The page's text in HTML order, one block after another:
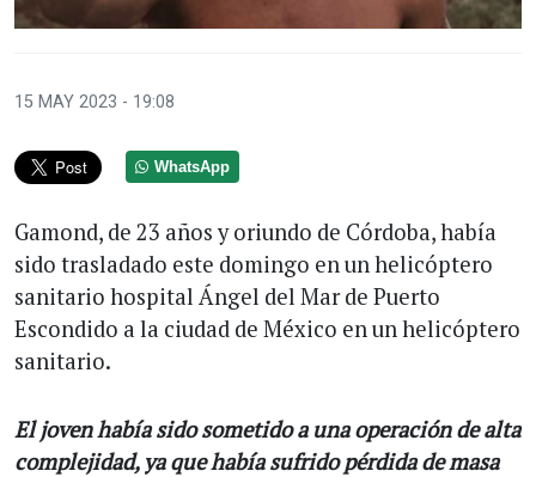
15 MAY 2023 - 19:08
WhatsApp
Gamond, de 23 años y oriundo de Córdoba, había
sido trasladado este domingo en un helicóptero
sanitario hospital Ángel del Mar de Puerto
Escondido a la ciudad de México en un helicóptero
sanitario.
El joven había sido sometido a una operación de alta
complejidad, ya que había sufrido pérdida de masa